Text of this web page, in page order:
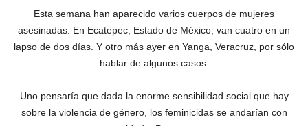
Esta semana han aparecido varios cuerpos de mujeres
asesinadas. En Ecatepec, Estado de México, van cuatro en un
lapso de dos días. Y otro más ayer en Yanga, Veracruz, por sólo
hablar de algunos casos.
Uno pensaría que dada la enorme sensibilidad social que hay
sobre la violencia de género, los feminicidas se andarían con